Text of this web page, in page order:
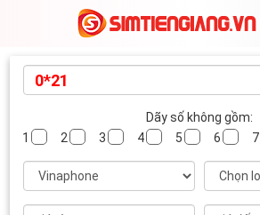
Dãy số không gồm:
1
2 3 4 5 6 7